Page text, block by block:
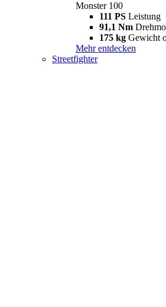
Monster 100
111 PS Leistung
91,1 Nm
175 kg Gewicht
Mehr entdecken
Streetfighter